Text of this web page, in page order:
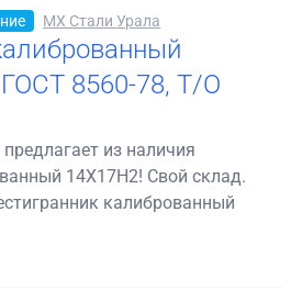
МХ Стали Урала
8560-78, Т/О
из наличия
14Х17Н2! Свой склад.
калиброванный